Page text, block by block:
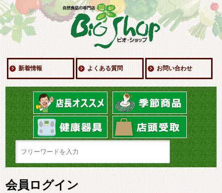
新着情報 よくある質問 お問い合わせ
会員ログイン